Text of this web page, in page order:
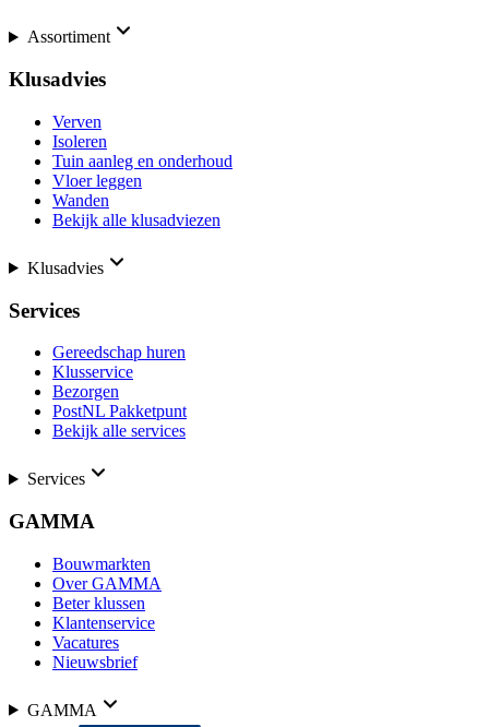
Assortiment
Klusadvies
Verven
Isoleren
Tuin aanleg en onderhoud
Vloer leggen
Wanden
Bekijk alle klusadviezen
Klusadvies
Services
Gereedschap huren
Klusservice
Bezorgen
PostNL Pakketpunt
Bekijk alle services
Services
GAMMA
Bouwmarkten
Over GAMMA
Beter klussen
Klantenservice
Vacatures
Nieuwsbrief
GAMMA